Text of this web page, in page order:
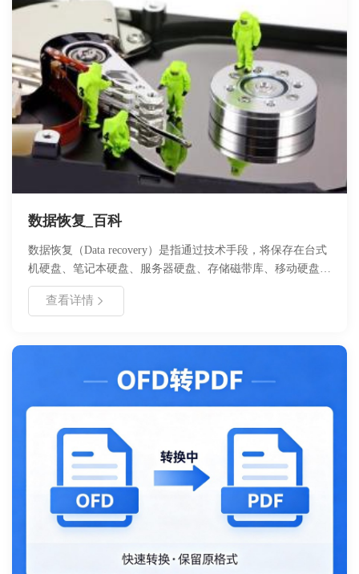
数据恢复_百科
数据恢复（Data recovery）是指通过技术手段，将保存在台式
机硬盘、笔记本硬盘、服务器硬盘、存储磁带库、移动硬盘、
U盘、数码存储卡、Mp3等等设备上丢失的电子数据进行抢救
和恢复的技术
查看详情